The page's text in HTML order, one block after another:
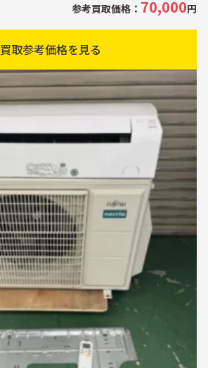
参考買取価格： 70,000円
買取参考価格を見る